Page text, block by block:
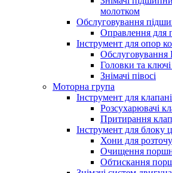
молотком
Обслуговування
Оправлення для
Інструмент для опор
Головки та
Знімачі півосі
Моторна група
Інструмент для
Розсухарювачі
Притирання
Інструмент для блоку
Хони для
Очищення
Обтискання